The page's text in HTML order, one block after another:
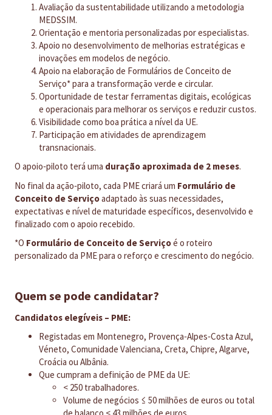
Avaliação da sustentabilidade utilizando a metodologia
MEDSSIM.
Orientação e mentoria personalizadas por especialistas.
Apoio no desenvolvimento de melhorias estratégicas e
inovações em modelos de negócio.
Apoio na elaboração de Formulários de Conceito de
Serviço* para a transformação verde e circular.
Oportunidade de testar ferramentas digitais, ecológicas
e operacionais para melhorar os serviços e reduzir custos.
Visibilidade como boa prática a nível da UE.
Participação em atividades de aprendizagem
transnacionais.
O apoio‑piloto terá uma duração aproximada de 2 meses.
No final da ação‑piloto, cada PME criará um Formulário de
Conceito de Serviçoadaptado às suas necessidades,
expectativas e nível de maturidade específicos, desenvolvido e
finalizado com o apoio recebido.
*O Formulário de Conceito de Serviçoé o roteiro
personalizado da PME para o reforço e crescimento do negócio.
Quem se pode candidatar?
Candidatos elegíveis – PME:
Registadas em Montenegro, Provença‑Alpes‑Costa Azul,
Véneto, Comunidade Valenciana, Creta, Chipre, Algarve,
Croácia ou Albânia.
Que cumpram a definição de PME da UE:
< 250 trabalhadores.
Volume de negócios ≤ 50 milhões de euros ou total